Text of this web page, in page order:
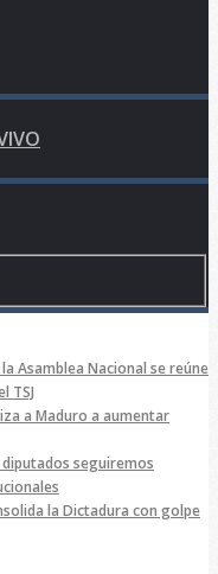
la Asamblea Nacional se reúne
TSJ
a Maduro a aumentar
diputados seguiremos
la Dictadura con golpe